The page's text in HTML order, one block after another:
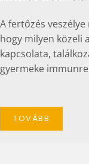
A fertőzés
hogy milyen közeli
kapcsolata,
gyermeke
TOVÁBB